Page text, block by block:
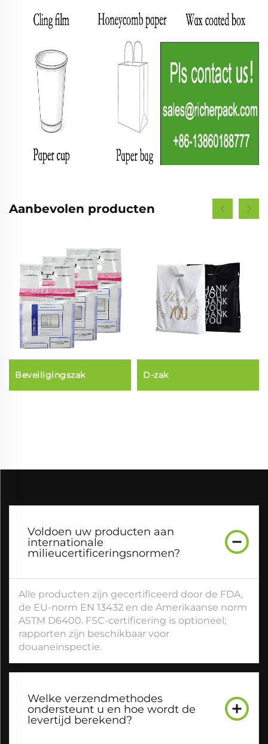
Aanbevolen producten
Beveiligingszak D-zak
Voldoen uw producten aan
internationale
milieucertificeringsnormen?
Alle producten zijn gecertificeerd door de FDA,
de EU-norm EN 13432 en de Amerikaanse norm
ASTM D6400. FSC-certificering is optioneel;
rapporten zijn beschikbaar voor
douaneinspectie.
Welke verzendmethodes
ondersteunt u en hoe wordt de
levertijd berekend?